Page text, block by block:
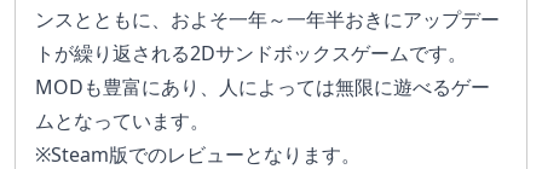
ンスとともに、およそ一年～一年半おきにアップデー
トが繰り返される2Dサンドボックスゲームです。
MODも豊富にあり、人によっては無限に遊べるゲー
ムとなっています。
※Steam版でのレビューとなります。